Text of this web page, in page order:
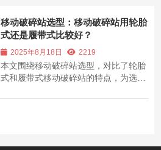
移动破碎站选型：移动破碎站用轮胎
式还是履带式比较好？
2025年8月18日 2219
本文围绕移动破碎站选型，对比了轮胎
式和履带式移动破碎站的特点，为选择